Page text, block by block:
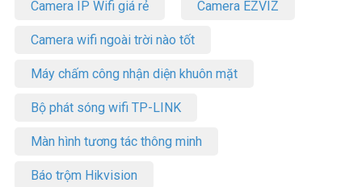
Camera IP Wifi giá rẻ Camera EZVIZ
Camera wifi ngoài trời nào tốt
Máy chấm công nhận diện khuôn mặt
Bộ phát sóng wifi TP-LINK
Màn hình tương tác thông minh
Báo trộm Hikvision